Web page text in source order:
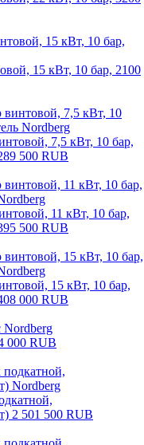
15 кВт, 10 бар, 2100
7,5 кВт, 10 бар,
500 RUB
11 кВт, 10 бар,
500 RUB
15 кВт, 10 бар,
000 RUB
000 RUB
2 501 500 RUB